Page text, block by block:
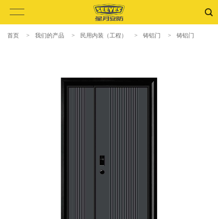
首页 > 我们的产品 > 民用内装（工程） > 铸铝门 > 铸铝门